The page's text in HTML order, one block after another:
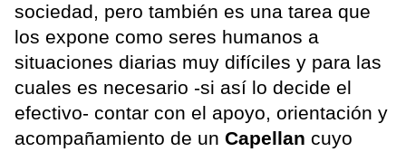
sociedad, pero también es una tarea que
los expone como seres humanos a
situaciones diarias muy difíciles y para las
cuales es necesario -si así lo decide el
efectivo- contar con el apoyo, orientación y
acompañamiento de un Capellan cuyo